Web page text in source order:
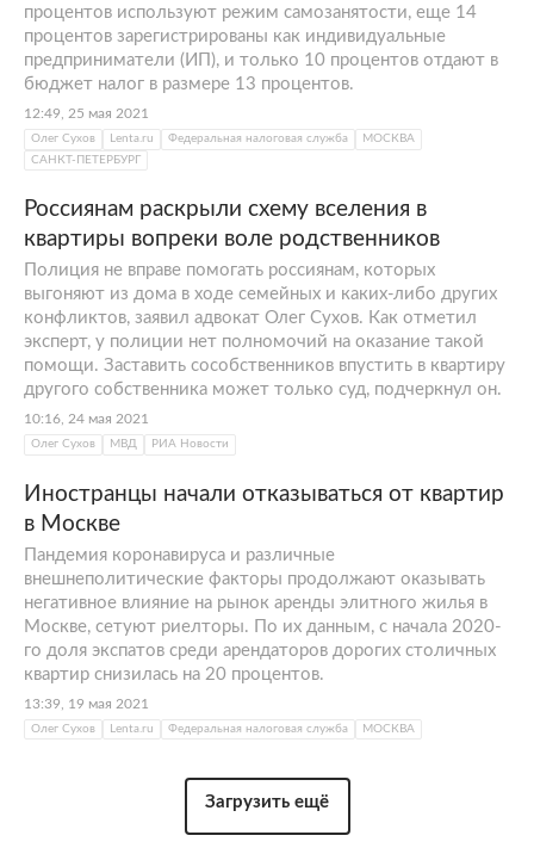
процентов используют режим самозанятости, еще 14
процентов зарегистрированы как индивидуальные
предприниматели (ИП), и только 10 процентов отдают в
бюджет налог в размере 13 процентов.
12:49, 25 мая 2021
Олег Сухов Lenta.ru Федеральная налоговая служба
МОСКВА
САНКТ-ПЕТЕРБУРГ
Россиянам раскрыли схему вселения в
квартиры вопреки воле родственников
Полиция не вправе помогать россиянам, которых
выгоняют из дома в ходе семейных и каких-либо других
конфликтов, заявил адвокат Олег Сухов. Как отметил
эксперт, у полиции нет полномочий на оказание такой
помощи. Заставить сособственников впустить в квартиру
другого собственника может только суд, подчеркнул он.
10:16, 24 мая 2021
Олег Сухов МВД РИА Новости
Иностранцы начали отказываться от квартир
в Москве
Пандемия коронавируса и различные
внешнеполитические факторы продолжают оказывать
негативное влияние на рынок аренды элитного жилья в
Москве, сетуют риелторы. По их данным, с начала 2020-
го доля экспатов среди арендаторов дорогих столичных
квартир снизилась на 20 процентов.
13:39, 19 мая 2021
Олег Сухов Lenta.ru Федеральная налоговая служба МОСКВА
Загрузить ещё